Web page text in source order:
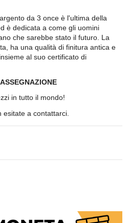
da 3 once è l'ultima della
è dedicata a come gli uomini
che sarebbe stato il futuro. La
ha una qualità di finitura antica e
al suo certificato di
in tutto il mondo!
a contattarci.